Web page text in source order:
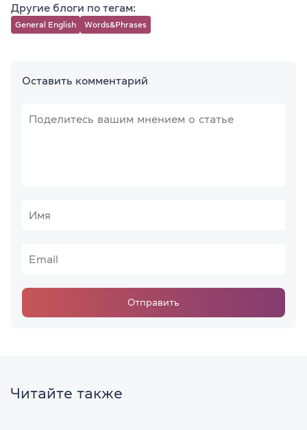
Другие блоги по тегам:
General English Words&Phrases
Оставить комментарий
Отправить
Читайте также